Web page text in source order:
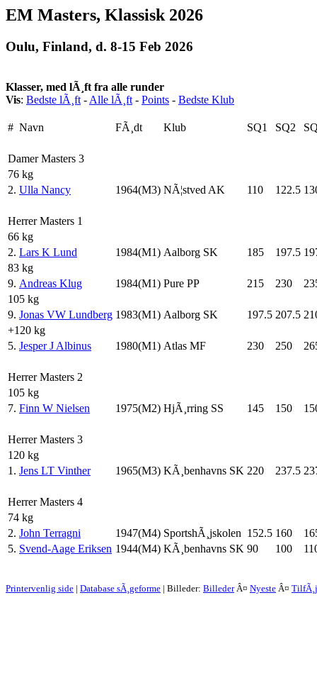
EM Masters, Klassisk 2026
Oulu, Finland, d. 8-15 Feb 2026
Klasser, med lÃ¸ft fra alle runder
Vis: Bedste lÃ¸ft - Alle lÃ¸ft - Points - Bedste Klub
# Navn FÃ¸dt Klub SQ1 SQ2
Damer Masters 3
76 kg
2. Ulla Nancy 1964(M3) NÃ¦stved AK 110 122.5
Herrer Masters 1
66 kg
2. Lars K Lund 1984(M1) Aalborg SK 185 197.5
83 kg
9. Andreas Klug 1984(M1) Pure PP 215 230
105 kg
9. Jonas VW Lundberg 1983(M1) Aalborg SK 197.5 207.5
+120 kg
5. Jesper J Albinus 1980(M1) Atlas MF 230 250
Herrer Masters 2
105 kg
7. Finn W Nielsen 1975(M2) HjÃ¸rring SS 145 150
Herrer Masters 3
120 kg
1. Jens LT Vinther 1965(M3) KÃ¸benhavns SK 220 237.5
Herrer Masters 4
74 kg
2. John Terragni 1947(M4) SportshÃ¸jskolen 152.5 160
5. Svend-Aage Eriksen 1944(M4) KÃ¸benhavns SK 90 100
Printervenlig side | Database sÃ¸geforme | Billeder: BillederÂ¤ Nyeste Â¤ TilfÃ¸j